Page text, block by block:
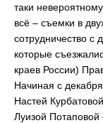
таки
всё – съемки в
сотрудничество с
которые
краев России)
Начиная с
Настей
Луизой